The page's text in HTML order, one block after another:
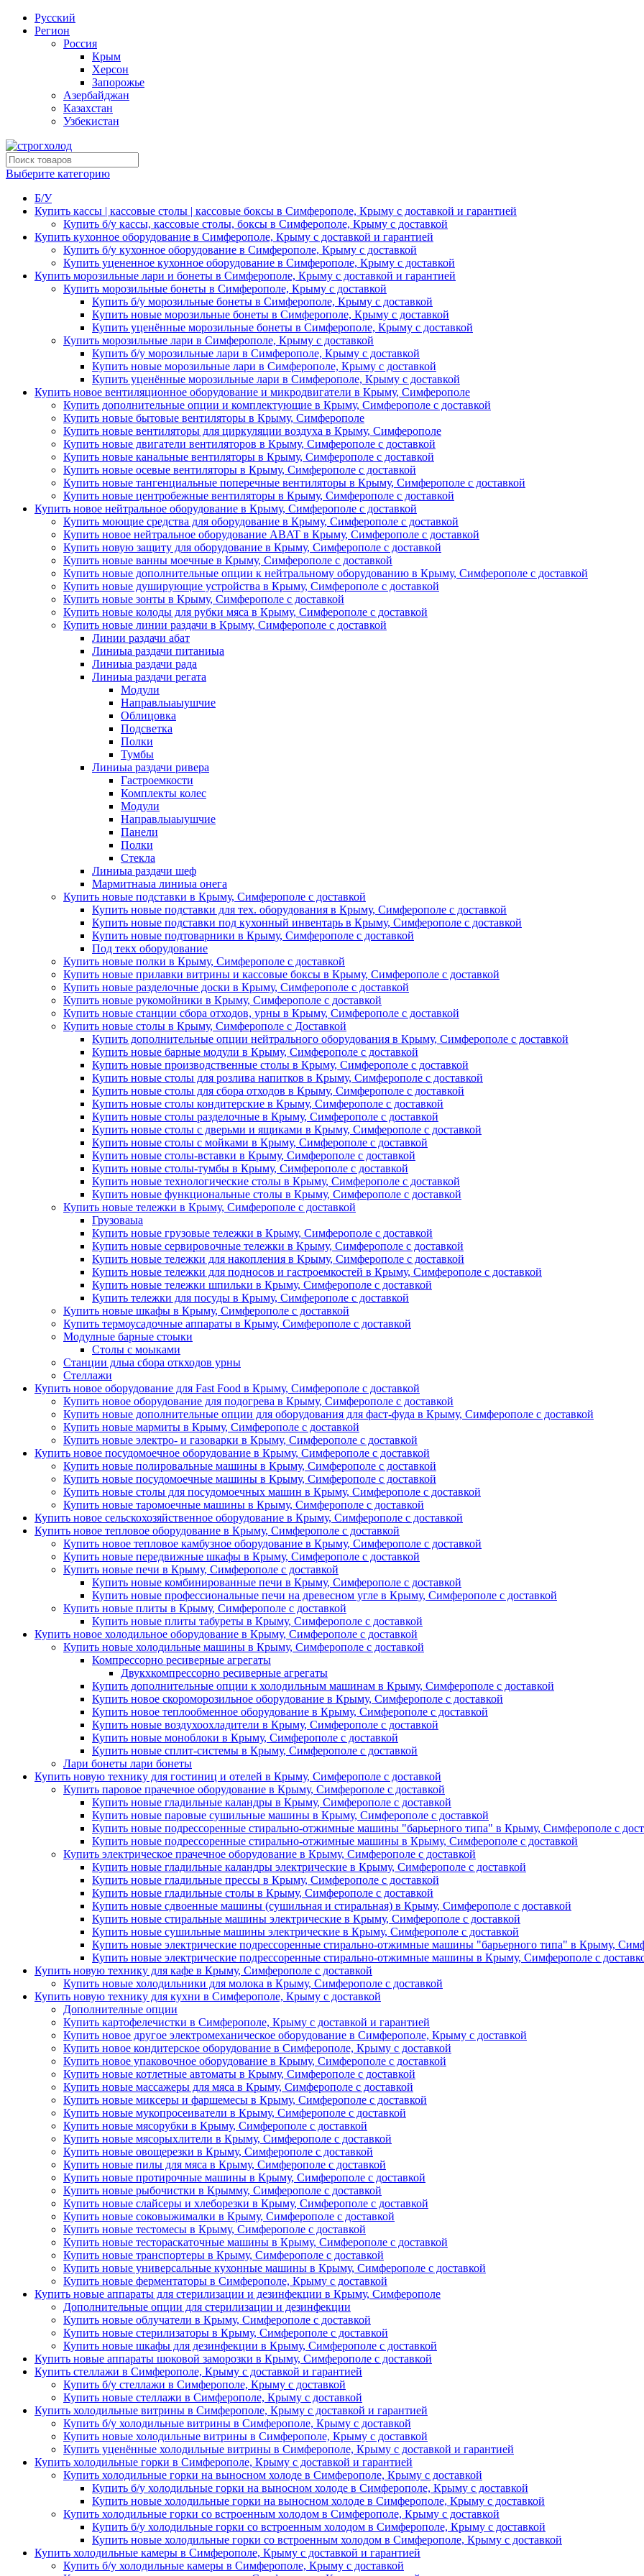
Русский
Регион
Россия
Крым
Херсон
Запорожье
Азербайджан
Казахстан
Узбекистан
Выберите категорию
Б/У
Купить кассы | кассовые столы | кассовые боксы в Симферополе, Крыму с доставкой и гарантией
Купить б/у кассы, кассовые столы, боксы в Симферополе, Крыму с доставкой
Купить кухонное оборудование в Симферополе, Крыму с доставкой и гарантией
Купить б/у кухонное оборудование в Симферополе, Крыму с доставкой
Купить уцененное кухонное оборудование в Симферополе, Крыму с доставкой
Купить морозильные лари и бонеты в Симферополе, Крыму с доставкой и гарантией
Купить морозильные бонеты в Симферополе, Крыму с доставкой
Купить б/у морозильные бонеты в Симферополе, Крыму с доставкой
Купить новые морозильные бонеты в Симферополе, Крыму с доставкой
Купить уценённые морозильные бонеты в Симферополе, Крыму с доставкой
Купить морозильные лари в Симферополе, Крыму с доставкой
Купить б/у морозильные лари в Симферополе, Крыму с доставкой
Купить новые морозильные лари в Симферополе, Крыму с доставкой
Купить уценённые морозильные лари в Симферополе, Крыму с доставкой
Купить новое вентиляционное оборудование и микродвигатели в Крыму, Симферополе
Купить дополнительные опции и комплектующие в Крыму, Симферополе с доставкой
Купить новые бытовые вентиляторы в Крыму, Симферополе
Купить новые вентиляторы для циркуляции воздуха в Крыму, Симферополе
Купить новые двигатели вентиляторов в Крыму, Симферополе с доставкой
Купить новые канальные вентиляторы в Крыму, Симферополе с доставкой
Купить новые осевые вентиляторы в Крыму, Симферополе с доставкой
Купить новые тангенциальные поперечные вентиляторы в Крыму, Симферополе с доставкой
Купить новые центробежные вентиляторы в Крыму, Симферополе с доставкой
Купить новое нейтральное оборудование в Крыму, Симферополе с доставкой
Купить моющие средства для оборудование в Крыму, Симферополе с доставкой
Купить новое нейтральное оборудование ABAT в Крыму, Симферополе с доставкой
Купить новую защиту для оборудование в Крыму, Симферополе с доставкой
Купить новые ванны моечные в Крыму, Симферополе с доставкой
Купить новые дополнительные опции к нейтральному оборудованию в Крыму, Симферополе с доставкой
Купить новые душирующие устройства в Крыму, Симферополе с доставкой
Купить новые зонты в Крыму, Симферополе с доставкой
Купить новые колоды для рубки мяса в Крыму, Симферополе с доставкой
Купить новые линии раздачи в Крыму, Симферополе с доставкой
Линии раздачи абат
Линиыа раздачи питаниыа
Линиыа раздачи рада
Линиыа раздачи регата
Модули
Направлыаыушчие
Облицовка
Подсветка
Полки
Тумбы
Линиыа раздачи ривера
Гастроемкости
Комплекты колес
Модули
Направлыаыушчие
Панели
Полки
Стекла
Линиыа раздачи шеф
Мармитнаыа линиыа онега
Купить новые подставки в Крыму, Симферополе с доставкой
Купить новые подставки для тех. оборудования в Крыму, Симферополе с доставкой
Купить новые подставки под кухонный инвентарь в Крыму, Симферополе с доставкой
Купить новые подтоварники в Крыму, Симферополе с доставкой
Под текх оборудование
Купить новые полки в Крыму, Симферополе с доставкой
Купить новые прилавки витрины и кассовые боксы в Крыму, Симферополе с доставкой
Купить новые разделочные доски в Крыму, Симферополе с доставкой
Купить новые рукомойники в Крыму, Симферополе с доставкой
Купить новые станции сбора отходов, урны в Крыму, Симферополе с доставкой
Купить новые столы в Крыму, Симферополе с Доставкой
Купить дополнительные опции нейтрального оборудования в Крыму, Симферополе с доставкой
Купить новые барные модули в Крыму, Симферополе с доставкой
Купить новые производственные столы в Крыму, Симферополе с доставкой
Купить новые столы для розлива напитков в Крыму, Симферополе с доставкой
Купить новые столы для сбора отходов в Крыму, Симферополе с доставкой
Купить новые столы кондитерские в Крыму, Симферополе с доставкой
Купить новые столы разделочные в Крыму, Симферополе с доставкой
Купить новые столы с дверьми и ящиками в Крыму, Симферополе с доставкой
Купить новые столы с мойками в Крыму, Симферополе с доставкой
Купить новые столы-вставки в Крыму, Симферополе с доставкой
Купить новые столы-тумбы в Крыму, Симферополе с доставкой
Купить новые технологические столы в Крыму, Симферополе с доставкой
Купить новые функциональные столы в Крыму, Симферополе с доставкой
Купить новые тележки в Крыму, Симферополе с доставкой
Грузоваыа
Купить новые грузовые тележки в Крыму, Симферополе с доставкой
Купить новые сервировочные тележки в Крыму, Симферополе с доставкой
Купить новые тележки для накопления в Крыму, Симферополе с доставкой
Купить новые тележки для подносов и гастроемкостей в Крыму, Симферополе с доставкой
Купить новые тележки шпильки в Крыму, Симферополе с доставкой
Купить тележки для посуды в Крыму, Симферополе с доставкой
Купить новые шкафы в Крыму, Симферополе с доставкой
Купить термоусадочные аппараты в Крыму, Симферополе с доставкой
Модулные барные стоыки
Столы с моыками
Станции длыа сбора откходов урны
Стеллажи
Купить новое оборудование для Fast Food в Крыму, Симферополе с доставкой
Купить новое оборудование для подогрева в Крыму, Симферополе с доставкой
Купить новые дополнительные опции для оборудования для фаст-фуда в Крыму, Симферополе с доставкой
Купить новые мармиты в Крыму, Симферополе с доставкой
Купить новые электро- и газоварки в Крыму, Симферополе с доставкой
Купить новое посудомоечное оборудование в Крыму, Симферополе с доставкой
Купить новые полировальные машины в Крыму, Симферополе с доставкой
Купить новые посудомоечные машины в Крыму, Симферополе с доставкой
Купить новые столы для посудомоечных машин в Крыму, Симферополе с доставкой
Купить новые таромоечные машины в Крыму, Симферополе с доставкой
Купить новое сельскохозяйственное оборудование в Крыму, Симферополе с доставкой
Купить новое тепловое оборудование в Крыму, Симферополе с доставкой
Купить новое тепловое камбузное оборудование в Крыму, Симферополе с доставкой
Купить новые передвижные шкафы в Крыму, Симферополе с доставкой
Купить новые печи в Крыму, Симферополе с доставкой
Купить новые комбинированные печи в Крыму, Симферополе с доставкой
Купить новые профессиональные печи на древесном угле в Крыму, Симферополе с доставкой
Купить новые плиты в Крыму, Симферополе с доставкой
Купить новые плиты табуреты в Крыму, Симферополе с доставкой
Купить новое холодильное оборудование в Крыму, Симферополе с доставкой
Купить новые холодильные машины в Крыму, Симферополе с доставкой
Компрессорно ресиверные агрегаты
Двукхкомпрессорно ресиверные агрегаты
Купить дополнительные опции к холодильным машинам в Крыму, Симферополе с доставкой
Купить новое скороморозильное оборудование в Крыму, Симферополе с доставкой
Купить новое теплообменное оборудование в Крыму, Симферополе с доставкой
Купить новые воздухоохладители в Крыму, Симферополе с доставкой
Купить новые моноблоки в Крыму, Симферополе с доставкой
Купить новые сплит-системы в Крыму, Симферополе с доставкой
Лари бонеты лари бонеты
Купить новую технику для гостиниц и отелей в Крыму, Симферополе с доставкой
Купить паровое прачечное оборудование в Крыму, Симферополе с доставкой
Купить новые гладильные каландры в Крыму, Симферополе с доставкой
Купить новые паровые сушильные машины в Крыму, Симферополе с доставкой
Купить новые подрессоренные стирально-отжимные машины "барьерного типа" в Крыму, Симферополе с
Купить новые подрессоренные стирально-отжимные машины в Крыму, Симферополе с доставкой
Купить электрическое прачечное оборудование в Крыму, Симферополе с доставкой
Купить новые гладильные каландры электрические в Крыму, Симферополе с доставкой
Купить новые гладильные прессы в Крыму, Симферополе с доставкой
Купить новые гладильные столы в Крыму, Симферополе с доставкой
Купить новые сдвоенные машины (сушильная и стиральная) в Крыму, Симферополе с доставкой
Купить новые стиральные машины электрические в Крыму, Симферополе с доставкой
Купить новые сушильные машины электрические в Крыму, Симферополе с доставкой
Купить новые электрические подрессоренные стирально-отжимные машины "барьерного типа" в Крыму,
Купить новые электрические подрессоренные стирально-отжимные машины в Крыму, Симферополе с
Купить новую технику для кафе в Крыму, Симферополе с доставкой
Купить новые холодильники для молока в Крыму, Симферополе с доставкой
Купить новую технику для кухни в Симферополе, Крыму с доставкой
Дополнителные опции
Купить картофелечистки в Симферополе, Крыму с доставкой и гарантией
Купить новое другое электромеханическое оборудование в Симферополе, Крыму с доставкой
Купить новое кондитерское оборудование в Симферополе, Крыму с доставкой
Купить новое упаковочное оборудование в Крыму, Симферополе с доставкой
Купить новые котлетные автоматы в Крыму, Симферополе с доставкой
Купить новые массажеры для мяса в Крыму, Симферополе с доставкой
Купить новые миксеры и фаршемесы в Крыму, Симферополе с доставкой
Купить новые мукопросеиватели в Крыму, Симферополе с доставкой
Купить новые мясорубки в Крыму, Симферополе с доставкой
Купить новые мясорыхлители в Крыму, Симферополе с доставкой
Купить новые овощерезки в Крыму, Симферополе с доставкой
Купить новые пилы для мяса в Крыму, Симферополе с доставкой
Купить новые протирочные машины в Крыму, Симферополе с доставкой
Купить новые рыбочистки в Крымму, Симферополе с доставкой
Купить новые слайсеры и хлеборезки в Крыму, Симферополе с доставкой
Купить новые соковыжималки в Крыму, Симферополе с доставкой
Купить новые тестомесы в Крыму, Симферополе с доставкой
Купить новые тестораскаточные машины в Крыму, Симферополе с доставкой
Купить новые транспортеры в Крыму, Симферополе с доставкой
Купить новые универсальные кухонные машины в Крыму, Симферополе с доставкой
Купить новые ферментаторы в Симферополе, Крыму с доставкой
Купить новые аппараты для стерилизации и дезинфекции в Крыму, Симферополе
Дополнительные опции для стерилизации и дезинфекции
Купить новые облучатели в Крыму, Симферополе с доставкой
Купить новые стерилизаторы в Крыму, Симферополе с доставкой
Купить новые шкафы для дезинфекции в Крыму, Симферополе с доставкой
Купить новые аппараты шоковой заморозки в Крыму, Симферополе с доставкой
Купить стеллажи в Симферополе, Крыму с доставкой и гарантией
Купить б/у стеллажи в Симферополе, Крыму с доставкой
Купить новые стеллажи в Симферополе, Крыму с доставкой
Купить холодильные витрины в Симферополе, Крыму с доставкой и гарантией
Купить б/у холодильные витрины в Симферополе, Крыму с доставкой
Купить новые холодильные витрины в Симферополе, Крыму с доставкой
Купить уценённые холодильные витрины в Симферополе, Крыму с доставкой и гарантией
Купить холодильные горки в Симферополе, Крыму с доставкой и гарантией
Купить холодильные горки на выносном холоде в Симферополе, Крыму с доставкой
Купить б/у холодильные горки на выносном холоде в Симферополе, Крыму с доставкой
Купить новые холодильные горки на выносном холоде в Симферополе, Крыму с доставкой
Купить холодильные горки со встроенным холодом в Симферополе, Крыму с доставкой
Купить б/у холодильные горки со встроенным холодом в Симферополе, Крыму с доставкой
Купить новые холодильные горки со встроенным холодом в Симферополе, Крыму с доставкой
Купить холодильные камеры в Симферополе, Крыму с доставкой и гарантией
Купить б/у холодильные камеры в Симферополе, Крыму с доставкой